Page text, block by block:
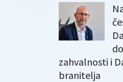
zahvalnosti i
branitelja